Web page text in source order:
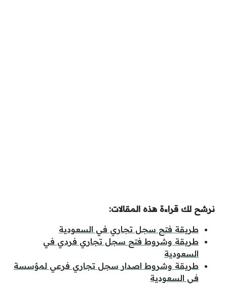
نرشح لك قراءة هذه المقالات:
طريقة فتح سجل تجاري في السعودية
طريقة وشروط فتح سجل تجاري فردي في
السعودية
طريقة وشروط اصدار سجل تجاري فرعي لمؤسسة
في السعودية